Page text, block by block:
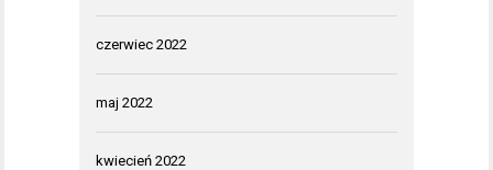
czerwiec 2022
maj 2022
kwiecień 2022